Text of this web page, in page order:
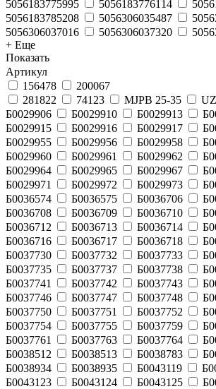
5056183775995
5056183776114
5056183785208
5056306035487
5056306037016
5056306037320
+ Еще
Показать
Артикул
156478
200067
281822
74123 MJPB 25-35
Б0029906
Б0029910 Б0029913
Б0029915
Б0029916 Б0029917
Б0029955
Б0029956 Б0029958
Б0029960
Б0029961 Б0029962
Б0029964
Б0029965 Б0029967
Б0029971
Б0029972 Б0029973
Б0036574
Б0036575 Б0036706
Б0036708
Б0036709 Б0036710
Б0036712
Б0036713 Б0036714
Б0036716
Б0036717 Б0036718
Б0037730
Б0037732 Б0037733
Б0037735
Б0037737 Б0037738
Б0037741
Б0037742 Б0037743
Б0037746
Б0037747 Б0037748
Б0037750
Б0037751 Б0037752
Б0037754
Б0037755 Б0037759
Б0037761
Б0037763 Б0037764
Б0038512
Б0038513 Б0038783
Б0038934
Б0038935 Б0043119
Б0043123
Б0043124 Б0043125